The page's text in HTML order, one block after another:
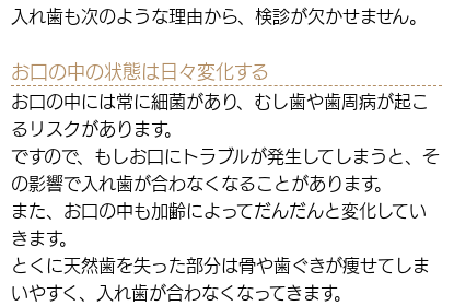
入れ歯も次のような理由から、検診が欠かせません。
お口の中の状態は日々変化する
お口の中には常に細菌があり、むし歯や歯周病が起こ
るリスクがあります。
ですので、もしお口にトラブルが発生してしまうと、そ
の影響で入れ歯が合わなくなることがあります。
また、お口の中も加齢によってだんだんと変化してい
きます。
とくに天然歯を失った部分は骨や歯ぐきが痩せてしま
いやすく、入れ歯が合わなくなってきます。